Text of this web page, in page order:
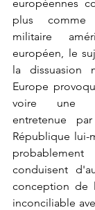
européennes
plus comme
militaire
européen, le
la dissuasion
Europe
voire une
entretenue
République lui-
conduisent
conception de
inconciliable